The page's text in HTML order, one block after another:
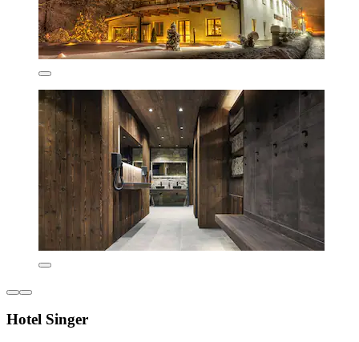
Hotel Singer